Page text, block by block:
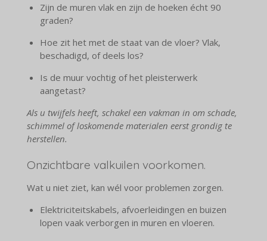
Zijn de muren vlak en zijn de hoeken écht 90
graden?
Hoe zit het met de staat van de vloer? Vlak,
beschadigd, of deels los?
Is de muur vochtig of het pleisterwerk
aangetast?
Als u twijfels heeft, schakel een vakman in om schade,
schimmel of loskomende materialen eerst grondig te
herstellen.
Onzichtbare valkuilen voorkomen.
Wat u niet ziet, kan wél voor problemen zorgen.
Elektriciteitskabels, afvoerleidingen en buizen
lopen vaak verborgen in muren en vloeren.